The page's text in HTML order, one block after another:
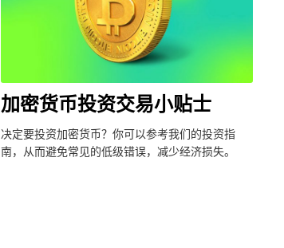
加密货币投资交易小贴士
决定要投资加密货币？你可以参考我们的投资指
南，从而避免常见的低级错误，减少经济损失。